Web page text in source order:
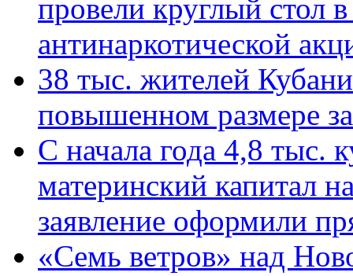
провели круглый стол
антинаркотической
38 тыс. жителей
повышенном размере
С начала года 4,8 тыс.
материнский капитал
заявление оформили
«Семь ветров» над